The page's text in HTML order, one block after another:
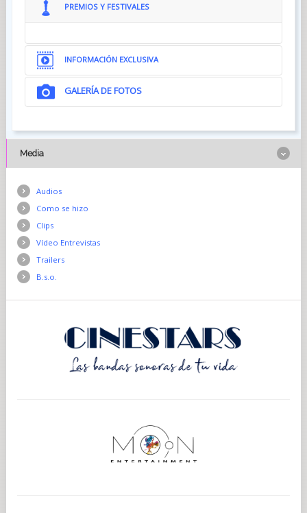
PREMIOS Y FESTIVALES
INFORMACIÓN EXCLUSIVA
GALERÍA DE FOTOS
Media
Audios
Como se hizo
Clips
Vídeo Entrevistas
Trailers
B.s.o.